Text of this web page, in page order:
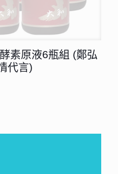
素原液6瓶組 (鄭弘
代言)